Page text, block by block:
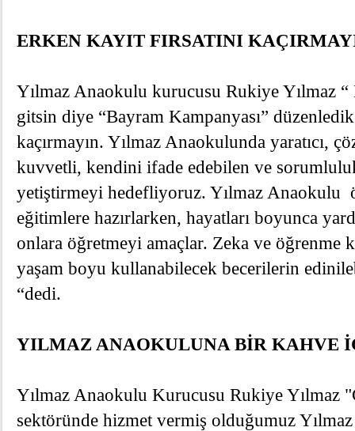
ERKEN KAYIT FIRSATINI
Yılmaz Anaokulu kurucusu Rukiye Yılmaz
gitsin diye “Bayram Kampanyası”
kaçırmayın. Yılmaz Anaokulunda yaratıcı,
kuvvetli, kendini ifade edebilen ve
yetiştirmeyi hedefliyoruz. Yılmaz Anaokulu
eğitimlere hazırlarken, hayatları boyunca
onlara öğretmeyi amaçlar. Zeka ve öğrenme
yaşam boyu kullanabilecek becerilerin
“dedi.
YILMAZ ANAOKULUNA BİR KAHVE
Yılmaz Anaokulu Kurucusu Rukiye Yılmaz
sektöründe hizmet vermiş olduğumuz